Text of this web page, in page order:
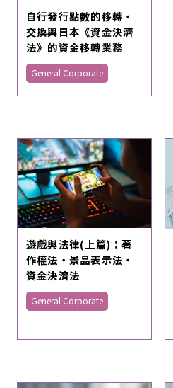
自行發行點數的移轉・
交換與日本《資金決濟
法》的資金移轉業務
General Corporate
遊戲與法律(上篇)：著
作權法・景品表示法・
資金決濟法
General Corporate